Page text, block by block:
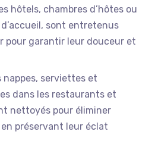
hôtels, chambres d’hôtes ou
sont entretenus
pour garantir leur douceur et
nappes, serviettes et
dans les restaurants et
nettoyés pour éliminer
préservant leur éclat